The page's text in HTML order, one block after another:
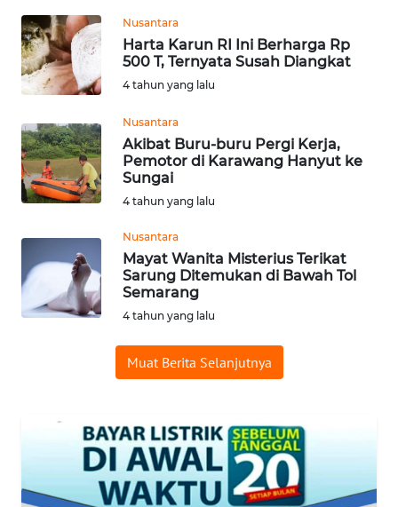
Nusantara
Harta Karun RI Ini Berharga Rp
500 T, Ternyata Susah Diangkat
4 tahun yang lalu
Nusantara
Akibat Buru-buru Pergi Kerja,
Pemotor di Karawang Hanyut ke
Sungai
4 tahun yang lalu
Nusantara
Mayat Wanita Misterius Terikat
Sarung Ditemukan di Bawah Tol
Semarang
4 tahun yang lalu
Muat Berita Selanjutnya
WAHANA
ADVOKAT
INFRASTRUKTUR
WAHANA
KONSUMEN
WAHANA
LISTRIK
WAHANA
TRAVEL
WAHANANEWS
WAHANANEWS